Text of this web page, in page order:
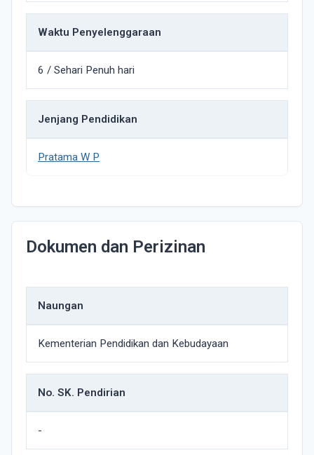
Waktu Penyelenggaraan
6 / Sehari Penuh hari
Jenjang Pendidikan
Pratama W P
Dokumen dan Perizinan
Naungan
Kementerian Pendidikan dan Kebudayaan
No. SK. Pendirian
-